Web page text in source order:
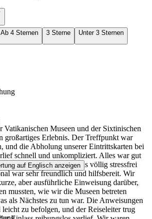
Ab 4 Sternen 3 Sterne Unter 3 Sternen
Vatikanischen Museen und der Sixtinischen
großartiges Erlebnis. Der Treffpunkt war
und die Abholung unserer Eintrittskarten bei
schnell und unkompliziert. Alles war gut
der Beginn des Besuchs völlig stressfrei
war sehr freundlich und hilfsbereit. Wir
aber ausführliche Einweisung darüber,
mussten, wie wir die Museen betreten
als Nächstes zu tun war. Die Anweisungen
zu befolgen, und der Reiseleiter trug
auf Englisch anzeigen